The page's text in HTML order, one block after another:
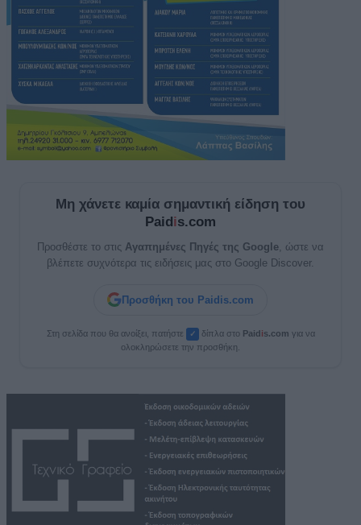
Μη χάνετε καμία σημαντική είδηση του
Paidis.com
Προσθέστε το στις Αγαπημένες Πηγές της Google , ώστε να
βλέπετε συχνότερα τις ειδήσεις μας στο Google Discover.
Προσθήκη του Paidis.com
Στη σελίδα που θα ανοίξει, πατήστε ✓ δίπλα στο Paidis.com για να
ολοκληρώσετε την προσθήκη.